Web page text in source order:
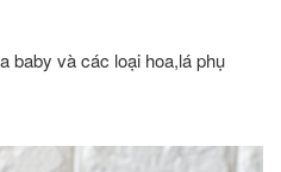
baby và các loại hoa,lá phụ